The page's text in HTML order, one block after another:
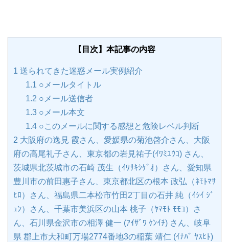
【目次】本記事の内容
1 送られてきた迷惑メール実例紹介
1.1 ○メールタイトル
1.2 ○メール送信者
1.3 ○メール本文
1.4 ○このメールに関する感想と危険レベル判断
2 大阪府の逸見 霞さん、愛媛県の菊池啓介さん、大阪
府の高尾礼子さん、東京都の岩見祐子(ｲﾜﾐﾕｳｺ) さん、
茨城県北茨城市の石崎 茂生（ｲﾜｻｷｼｹﾞｵ）さん、愛知県
豊川市の前田惠子さん、東京都北区の根本 政弘（ﾈﾓﾄﾏｻ
ﾋﾛ）さん、福島県二本松市竹田2丁目の石井 純（ｲｼｲ ｼﾞ
ｭﾝ）さん、千葉市美浜区の山本 桃子（ﾔﾏﾓﾄ ﾓﾓｺ）さ
ん、石川県金沢市の相澤 健一 (ｱｲｻﾞﾜ ｹﾝｲﾁ) さん、岐阜
県 郡上市大和町万場2774番地3の稲葉 靖仁 (ｲﾅﾊﾞ ﾔｽﾋﾄ)